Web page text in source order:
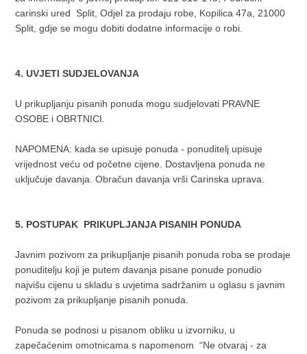
carinski ured Split, Odjel za prodaju robe, Kopilica 47a, 21000
Split, gdje se mogu dobiti dodatne informacije o robi.
4. UVJETI SUDJELOVANJA
U prikupljanju pisanih ponuda mogu sudjelovati PRAVNE
OSOBE i OBRTNICI.
NAPOMENA: kada se upisuje ponuda - ponuditelj upisuje
vrijednost veću od početne cijene. Dostavljena ponuda ne
uključuje davanja. Obračun davanja vrši Carinska uprava.
5. POSTUPAK PRIKUPLJANJA PISANIH PONUDA
Javnim pozivom za prikupljanje pisanih ponuda roba se prodaje
ponuditelju koji je putem davanja pisane ponude ponudio
najvišu cijenu u skladu s uvjetima sadržanim u oglasu s javnim
pozivom za prikupljanje pisanih ponuda.
Ponuda se podnosi u pisanom obliku u izvorniku, u
zapečaćenim omotnicama s napomenom “Ne otvaraj - za